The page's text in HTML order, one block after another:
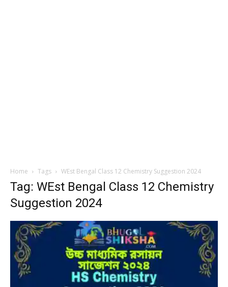
Home Tags WEst Bengal Class 12 Chemistry Suggestion 2024
Tag: WEst Bengal Class 12 Chemistry
Suggestion 2024